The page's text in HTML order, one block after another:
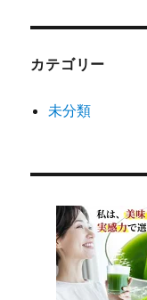
カテゴリー
未分類